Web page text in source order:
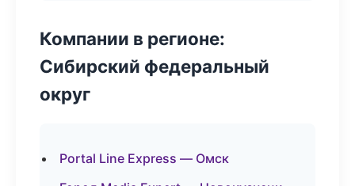
Компании в регионе:
Сибирский федеральный
округ
Portal Line Express — Омск